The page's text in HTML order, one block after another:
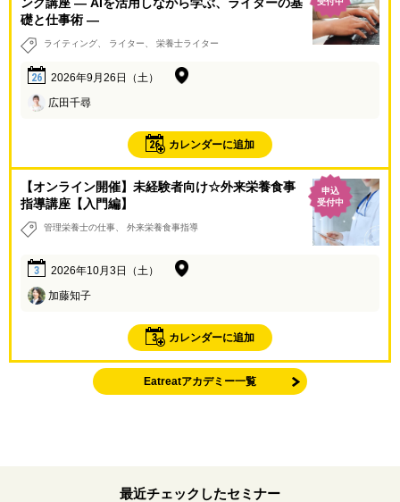
礎と仕事術 ―
ライティング ライター 栄養士ライター
26
2026年9月26日（土）
広田千尋
26 カレンダーに追加
【オンライン開催】未経験者向け☆外来栄養食事
指導講座【入門編】
管理栄養士の仕事 外来栄養食事指導
申込
受付中
3
2026年10月3日（土）
加藤知子
3 カレンダーに追加
Eatreatアカデミー一覧
最近チェックしたセミナー